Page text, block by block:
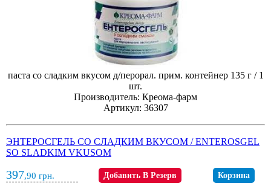
паста со сладким вкусом д/перорал. прим. контейнер 135 г / 1
шт.
Производитель: Креома-фарм
Артикул: 36307
ЭНТЕРОСГЕЛЬ СО СЛАДКИМ ВКУСОМ / ENTEROSGEL
SO SLADKIM VKUSOM
397,90 грн. Добавить В Резерв Корзина